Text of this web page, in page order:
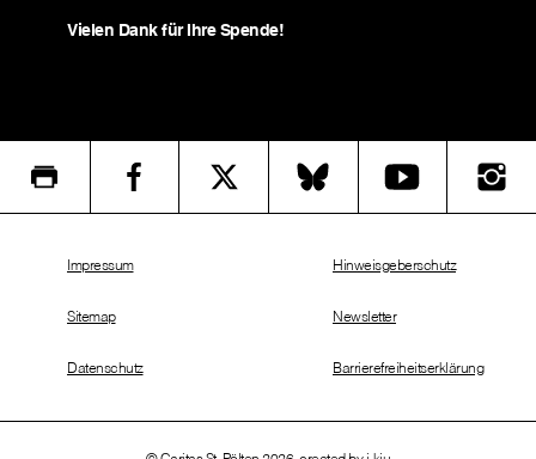
Vielen Dank für Ihre Spende!
Impressum
Sitemap
Datenschutz
Hinweisgeberschutz
Newsletter
Barrierefreiheitserklärung